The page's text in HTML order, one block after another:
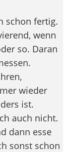
schon fertig.
wenn
so. Daran
wieder
ist.
auch nicht.
dann esse
sonst schon